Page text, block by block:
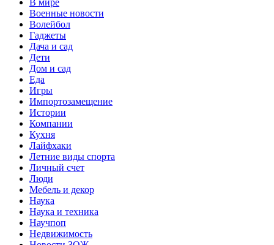
Военные новости
Волейбол
Гаджеты
Дача и сад
Дети
Дом и сад
Еда
Игры
Импортозамещение
Истории
Компании
Кухня
Лайфхаки
Летние виды спорта
Личный счет
Люди
Мебель и декор
Наука
Наука и техника
Научпоп
Недвижимость